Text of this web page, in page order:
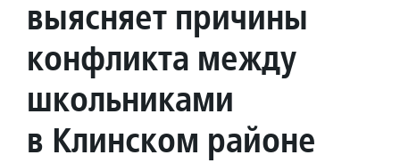
выясняет причины
конфликта между
школьниками
в Клинском районе